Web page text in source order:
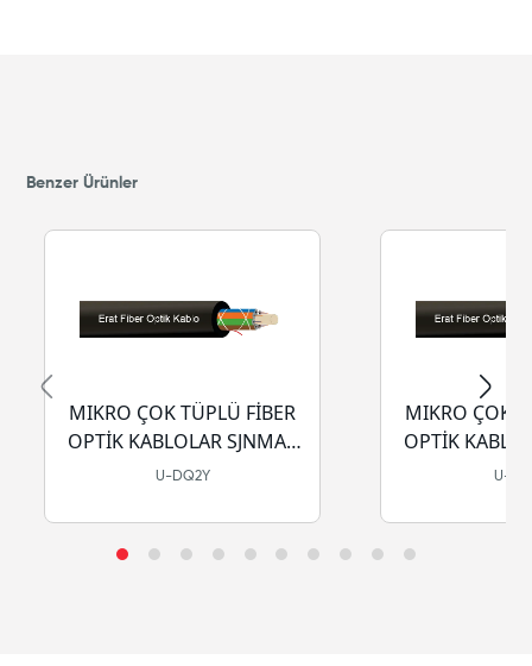
Benzer Ürünler
MIKRO ÇOK TÜPLÜ FİBER
OPTİK KABLOLAR SJNMA -
PE
U-DQ2Y
MIKRO ÇOK
OPTİK
LSZH-
U-